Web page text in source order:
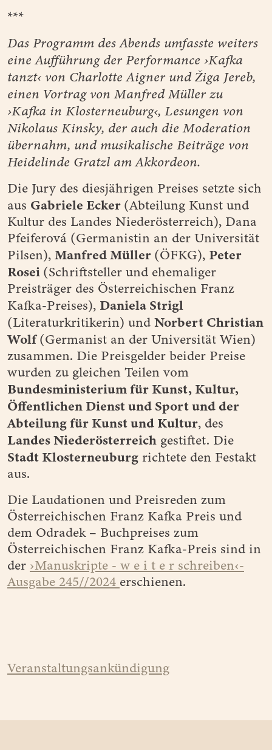
***
Das Programm des Abends umfasste weiters
eine Aufführung der Performance ›Kafka
tanzt‹ von Charlotte Aigner und Žiga Jereb,
einen Vortrag von Manfred Müller zu
›Kafka in Klosterneuburg‹, Lesungen von
Nikolaus Kinsky, der auch die Moderation
übernahm, und musikalische Beiträge von
Heidelinde Gratzl am Akkordeon.
Die Jury des diesjährigen Preises setzte sich
aus Gabriele Ecker (Abteilung Kunst und
Kultur des Landes Niederösterreich), Dana
Pfeiferová (Germanistin an der Universität
Pilsen), Manfred Müller (ÖFKG), Peter
Rosei (Schriftsteller und ehemaliger
Preisträger des Österreichischen Franz
Kafka-Preises), Daniela Strigl
(Literaturkritikerin) und Norbert Christian
Wolf(Germanist an der Universität Wien)
zusammen. Die Preisgelder beider Preise
wurden zu gleichen Teilen vom
Bundesministerium für Kunst, Kultur,
Öffentlichen Dienst und Sport und der
Abteilung für Kunst und Kultur, des
Landes Niederösterreich gestiftet. Die
Stadt Klosterneuburg richtete den Festakt
aus.
Die Laudationen und Preisreden zum
Österreichischen Franz Kafka Preis und
dem Odradek – Buchpreises zum
Österreichischen Franz Kafka-Preis sind in
der ›Manuskripte - w e i t e r schreiben‹-
Ausgabe 245//2024 erschienen.
Veranstaltungsankündigung